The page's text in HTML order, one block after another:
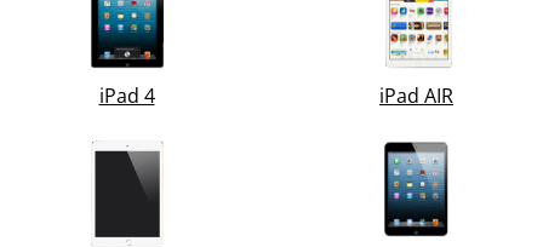
iPad 4 iPad AIR